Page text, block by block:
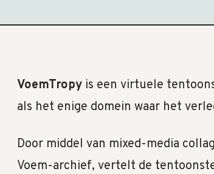
VoemTropy is een virtuele
als het enige domein waar het
Door middel van mixed-media
Voem-archief, vertelt de